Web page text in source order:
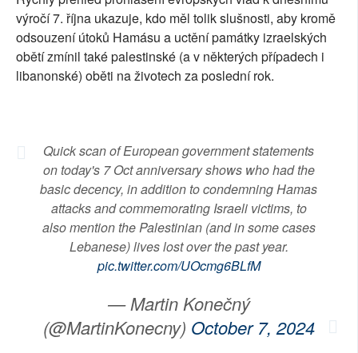
SOCIÁLNÍ SÍTĚ
RUBRIKY
výročí 7. října ukazuje, kdo měl tolik slušnosti, aby kromě
odsouzení útoků Hamásu a uctění památky izraelských
obětí zmínil také palestinské (a v některých případech i
libanonské) oběti na životech za poslední rok.
Quick scan of European government statements
on today's 7 Oct anniversary shows who had the
basic decency, in addition to condemning Hamas
attacks and commemorating Israeli victims, to
also mention the Palestinian (and in some cases
Lebanese) lives lost over the past year.
pic.twitter.com/UOcmg6BLfM
— Martin Konečný
(@MartinKonecny) October 7, 2024